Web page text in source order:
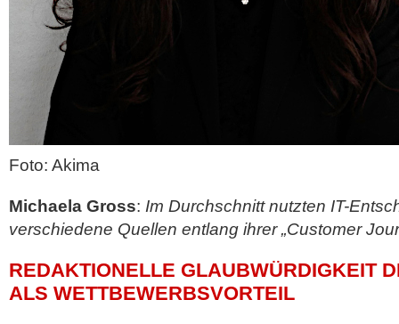
Foto: Akima
Michaela Gross: Im Durchschnitt nutzten IT-
verschiedene Quellen entlang ihrer „Customer
REDAKTIONELLE GLAUBWÜRDIGKEIT
ALS WETTBEWERBSVORTEIL